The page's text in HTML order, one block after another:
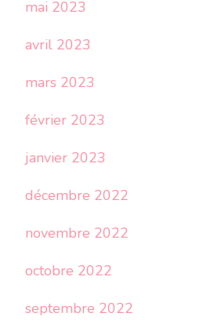
mai 2023
avril 2023
mars 2023
février 2023
janvier 2023
décembre 2022
novembre 2022
octobre 2022
septembre 2022